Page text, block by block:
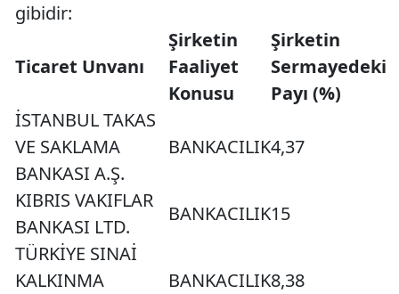
gibidir:
Ticaret Unvanı
Şirketin
Faaliyet
Konusu
Şirketin
Sermayedeki
Payı (%)
İSTANBUL TAKAS
VE SAKLAMA
BANKASI A.Ş.
BANKACILIK4,37
KIBRIS VAKIFLAR
BANKASI LTD.
BANKACILIK15
TÜRKİYE SINAİ
KALKINMA
BANKACILIK8,38